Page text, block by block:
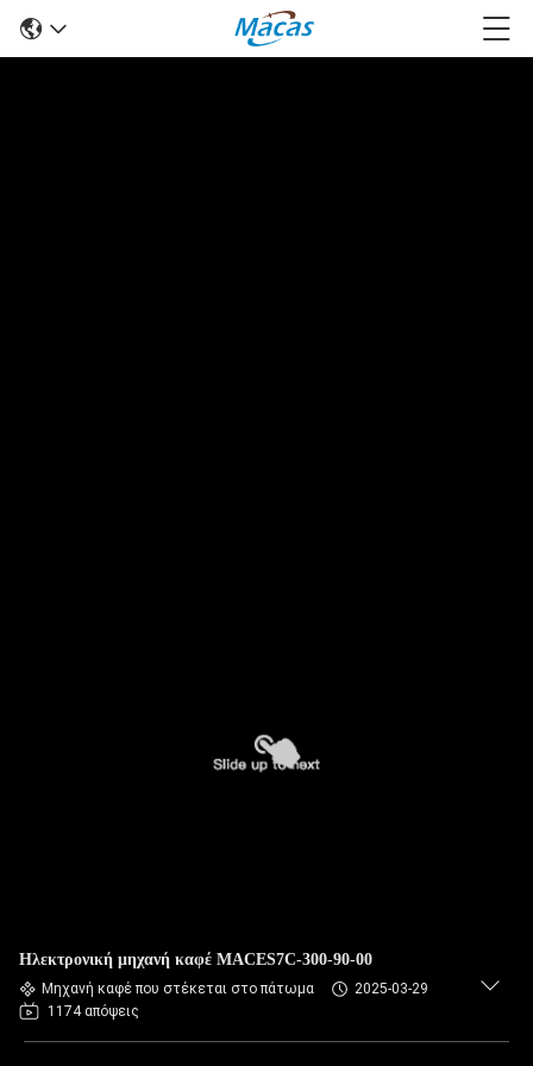
Ηλεκτρονική μηχανή καφέ MACES7C-300-90-00
Μηχανή καφέ που στέκεται στο πάτωμα
2025-03-29
1174 απόψεις